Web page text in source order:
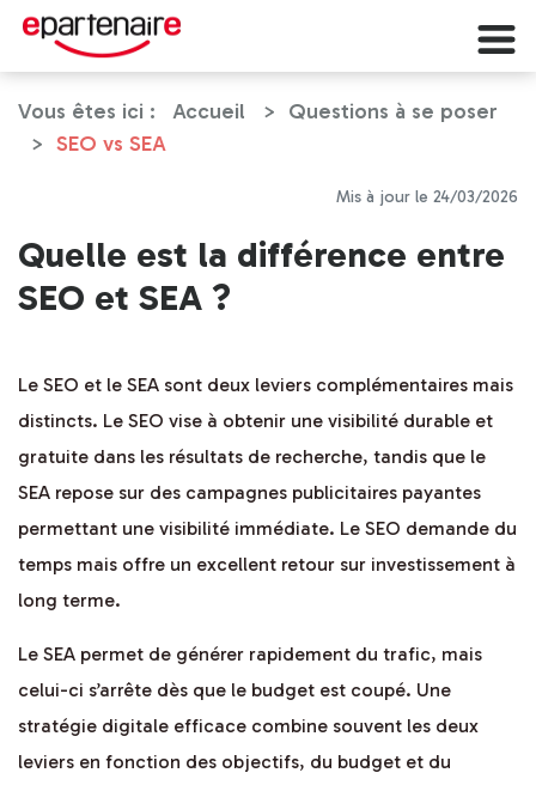
Vous êtes ici : Accueil
Questions à se poser
SEO vs SEA
Mis à jour le 24/03/2026
Quelle est la différence entre
SEO et SEA ?
Le SEO et le SEA sont deux leviers complémentaires mais
distincts. Le SEO vise à obtenir une visibilité durable et
gratuite dans les résultats de recherche, tandis que le
SEA repose sur des campagnes publicitaires payantes
permettant une visibilité immédiate. Le SEO demande du
temps mais offre un excellent retour sur investissement à
long terme.
Le SEA permet de générer rapidement du trafic, mais
celui-ci s’arrête dès que le budget est coupé. Une
stratégie digitale efficace combine souvent les deux
leviers en fonction des objectifs, du budget et du